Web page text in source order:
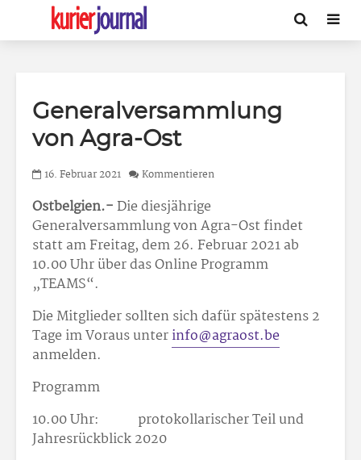
Generalversammlung
von Agra-Ost
16. Februar 2021 Kommentieren
Ostbelgien.-Die diesjährige
Generalversammlung von Agra-Ost findet
statt am Freitag, dem 26. Februar 2021 ab
10.00 Uhr über das Online Programm
„TEAMS“.
Die Mitglieder sollten sich dafür spätestens 2
Tage im Voraus unterinfo@agraost.be
anmelden.
Programm
10.00 Uhr: protokollarischer Teil und
Jahresrückblick 2020